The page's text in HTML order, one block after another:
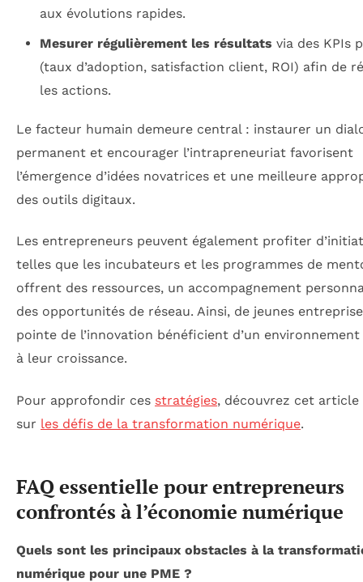
aux évolutions rapides.
Mesurer régulièrement les résultats via des KPIs
(taux d’adoption, satisfaction client, ROI) afin de
les actions.
Le facteur humain demeure central : instaurer un
permanent et encourager l’intrapreneuriat favorisent
l’émergence d’idées novatrices et une meilleure
des outils digitaux.
Les entrepreneurs peuvent également profiter
telles que les incubateurs et les programmes de
offrent des ressources, un accompagnement
des opportunités de réseau. Ainsi, de jeunes
pointe de l’innovation bénéficient d’un
à leur croissance.
Pour approfondir ces stratégies, découvrez cet
sur les défis de la transformation numérique.
FAQ essentielle pour entrepreneurs
confrontés à l’économie numérique
Quels sont les principaux obstacles à la
numérique pour une PME ?